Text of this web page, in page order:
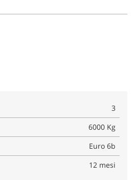
3
6000 Kg
Euro 6b
12 mesi